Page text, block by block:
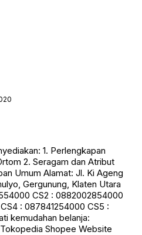
1. Perlengkapan
2. Seragam dan Atribut
Umum Alamat: Jl. Ki Ageng
Gergunung, Klaten Utara
CS2 : 0882002854000
: 087841254000 CS5 :
kemudahan belanja:
Shopee Website